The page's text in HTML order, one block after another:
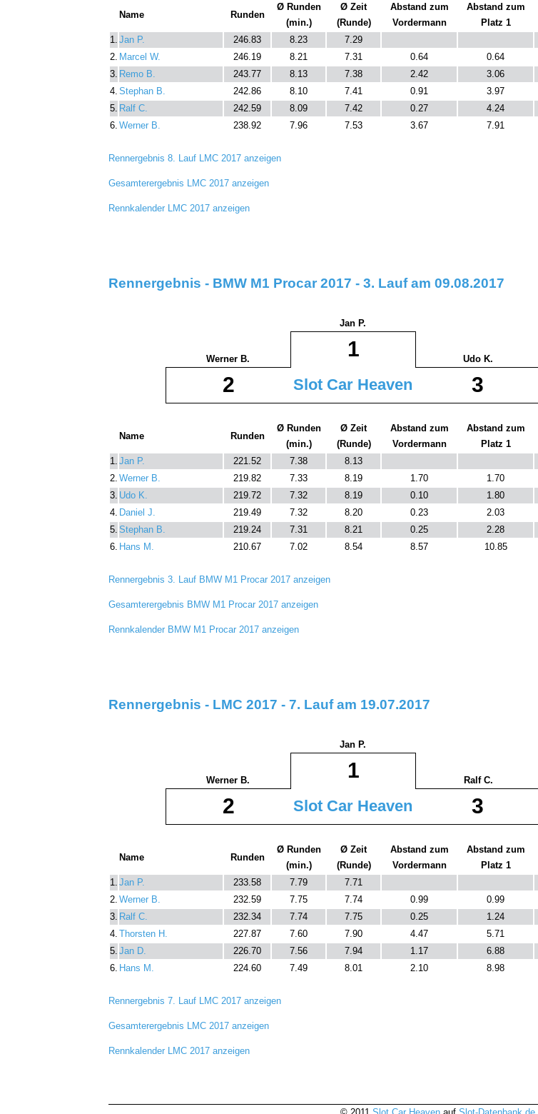
Name Runden
Ø Runden
(min.)
Ø Zeit
(Runde)
Abstand zum
Vordermann
Abstand zum
Platz 1
1. Jan P. 246.83 8.23 7.29
2. Marcel W. 246.19 8.21 7.31 0.64 0.64
3. Remo B. 243.77 8.13 7.38 2.42 3.06
4. Stephan B. 242.86 8.10 7.41 0.91 3.97
5. Ralf C. 242.59 8.09 7.42 0.27 4.24
6. Werner B. 238.92 7.96 7.53 3.67 7.91
Rennergebnis 8. Lauf LMC 2017 anzeigen
Gesamterergebnis LMC 2017 anzeigen
Rennkalender LMC 2017 anzeigen
Rennergebnis - BMW M1 Procar 2017 - 3. Lauf am 09.08.2017
Jan P.
Werner B. 1 Udo K.
2 Slot Car Heaven 3
Name Runden
Ø Runden
(min.)
Ø Zeit
(Runde)
Abstand zum
Vordermann
Abstand zum
Platz 1
1. Jan P. 221.52 7.38 8.13
2. Werner B. 219.82 7.33 8.19 1.70 1.70
3. Udo K. 219.72 7.32 8.19 0.10 1.80
4. Daniel J. 219.49 7.32 8.20 0.23 2.03
5. Stephan B. 219.24 7.31 8.21 0.25 2.28
6. Hans M. 210.67 7.02 8.54 8.57 10.85
Rennergebnis 3. Lauf BMW M1 Procar 2017 anzeigen
Gesamterergebnis BMW M1 Procar 2017 anzeigen
Rennkalender BMW M1 Procar 2017 anzeigen
Rennergebnis - LMC 2017 - 7. Lauf am 19.07.2017
Jan P.
Werner B. 1 Ralf C.
2 Slot Car Heaven 3
Name Runden
Ø Runden
(min.)
Ø Zeit
(Runde)
Abstand zum
Vordermann
Abstand zum
Platz 1
1. Jan P. 233.58 7.79 7.71
2. Werner B. 232.59 7.75 7.74 0.99 0.99
3. Ralf C. 232.34 7.74 7.75 0.25 1.24
4. Thorsten H. 227.87 7.60 7.90 4.47 5.71
5. Jan D. 226.70 7.56 7.94 1.17 6.88
6. Hans M. 224.60 7.49 8.01 2.10 8.98
Rennergebnis 7. Lauf LMC 2017 anzeigen
Gesamterergebnis LMC 2017 anzeigen
Rennkalender LMC 2017 anzeigen